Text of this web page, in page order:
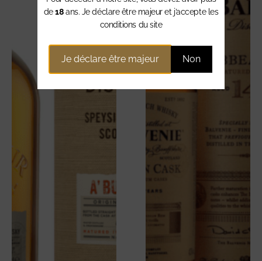
de18ans. Je déclare être majeur et j’accepte les
conditions du site
Je déclare être majeur Non